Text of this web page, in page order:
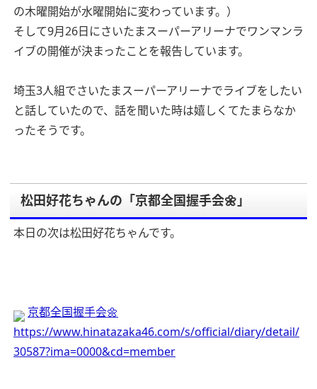
の木曜開始が水曜開始に変わっています。）
そして9月26日にさいたまスーパーアリーナでワンマンラ
イブの開催が決まったことを報告しています。
埼玉3人組でさいたまスーパーアリーナでライブをしたい
と話していたので、話を聞いた時は嬉しくてたまらなか
ったそうです。
松田好花ちゃんの「京都全国握手会🌼」
本日の次は松田好花ちゃんです。
京都全国握手会🌼
https://www.hinatazaka46.com/s/official/diary/detail/
30587?ima=0000&cd=member